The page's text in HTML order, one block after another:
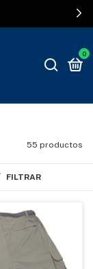
0
55 productos
FILTRAR